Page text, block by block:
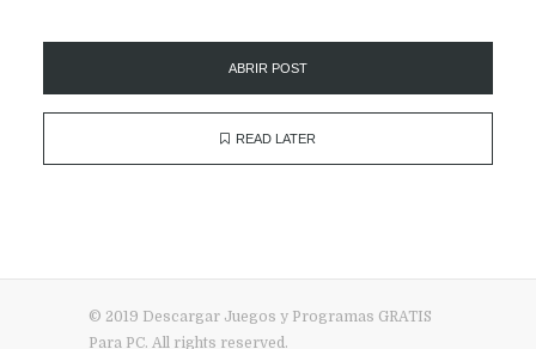
ABRIR POST
READ LATER
© 2019 Descargar Juegos y Programas GRATIS
Para PC. All rights reserved.